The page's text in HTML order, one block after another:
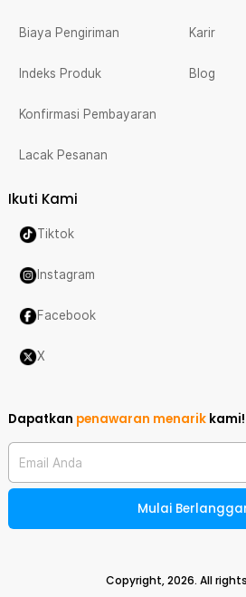
Biaya Pengiriman
Indeks Produk
Konfirmasi Pembayaran
Lacak Pesanan
Karir
Blog
Ikuti Kami
Tiktok
Instagram
Facebook
X
Dapatkan penawaran menarik kami!
Email Anda
Mulai
Copyright,2026. All